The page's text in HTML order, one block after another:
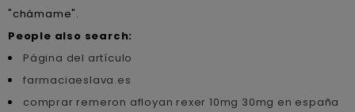
"chámame".
People also search:
Página del artículo
farmaciaeslava.es
comprar remeron afloyan rexer 10mg 30mg en españa